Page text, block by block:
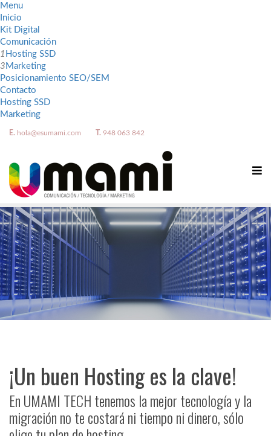
Menu
Inicio
Kit Digital
Comunicación
1 Hosting SSD
3 Marketing
Posicionamiento SEO/SEM
Contacto
Hosting SSD
Marketing
E. hola@esumami.com T. 948 063 842
¡Un buen Hosting es la clave!
En UMAMI TECH tenemos la mejor tecnología y la
migración no te costará ni tiempo ni dinero, sólo